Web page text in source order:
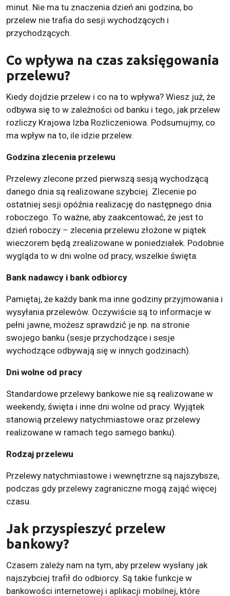
minut. Nie ma tu znaczenia dzień ani godzina, bo
przelew nie trafia do sesji wychodzących i
przychodzących.
Co wpływa na czas zaksięgowania
przelewu?
Kiedy dojdzie przelew i co na to wpływa? Wiesz już, że
odbywa się to w zależności od banku i tego, jak przelew
rozliczy Krajowa Izba Rozliczeniowa. Podsumujmy, co
ma wpływ na to, ile idzie przelew.
Godzina zlecenia przelewu
Przelewy zlecone przed pierwszą sesją wychodzącą
danego dnia są realizowane szybciej. Zlecenie po
ostatniej sesji opóźnia realizację do następnego dnia
roboczego. To ważne, aby zaakcentować, że jest to
dzień roboczy – zlecenia przelewu złożone w piątek
wieczorem będą zrealizowane w poniedziałek. Podobnie
wygląda to w dni wolne od pracy, wszelkie święta.
Bank nadawcy i bank odbiorcy
Pamiętaj, że każdy bank ma inne godziny przyjmowania i
wysyłania przelewów. Oczywiście są to informacje w
pełni jawne, możesz sprawdzić je np. na stronie
swojego banku (sesje przychodzące i sesje
wychodzące odbywają się w innych godzinach).
Dni wolne od pracy
Standardowe przelewy bankowe nie są realizowane w
weekendy, święta i inne dni wolne od pracy. Wyjątek
stanowią przelewy natychmiastowe oraz przelewy
realizowane w ramach tego samego banku).
Rodzaj przelewu
Przelewy natychmiastowe i wewnętrzne są najszybsze,
podczas gdy przelewy zagraniczne mogą zająć więcej
czasu.
Jak przyspieszyć przelew
bankowy?
Czasem zależy nam na tym, aby przelew wysłany jak
najszybciej trafił do odbiorcy. Są takie funkcje w
bankowości internetowej i aplikacji mobilnej, które